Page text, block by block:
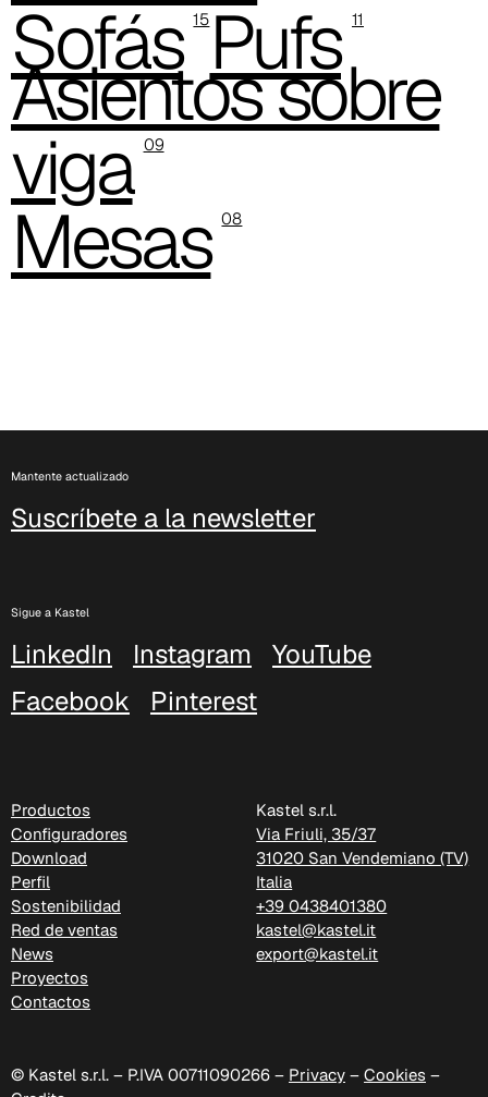
C 325
C 349
C 324
Poseidon (Cat. D - Tejido)
D 41P
Sofás 15Pufs 11
Asientos sobre
viga 09
Mesas 08
Mantente actualizado
Suscríbete a la newsletter
Sigue a Kastel
LinkedIn Instagram
YouTube
Facebook
Pinterest
Productos
Configuradores
Download
Perfil
Sostenibilidad
Red de ventas
News
Proyectos
Contactos
Kastel s.r.l.
Via Friuli, 35/37
31020 San Vendemiano (TV)
Italia
+39 0438401380
kastel@kastel.it
export@kastel.it
© Kastel s.r.l. – P.IVA 00711090266 – Privacy – Cookies –